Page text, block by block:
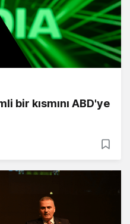
bir kısmını ABD'ye